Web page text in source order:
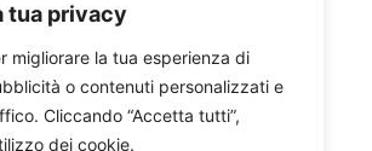
tua privacy
migliorare la tua esperienza di
o contenuti personalizzati e
Cliccando “Accetta tutti”,
dei cookie.